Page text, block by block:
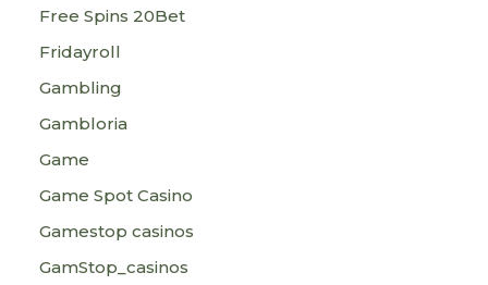
Free Spins 20Bet
Fridayroll
Gambling
Gambloria
Game
Game Spot Casino
Gamestop casinos
GamStop_casinos